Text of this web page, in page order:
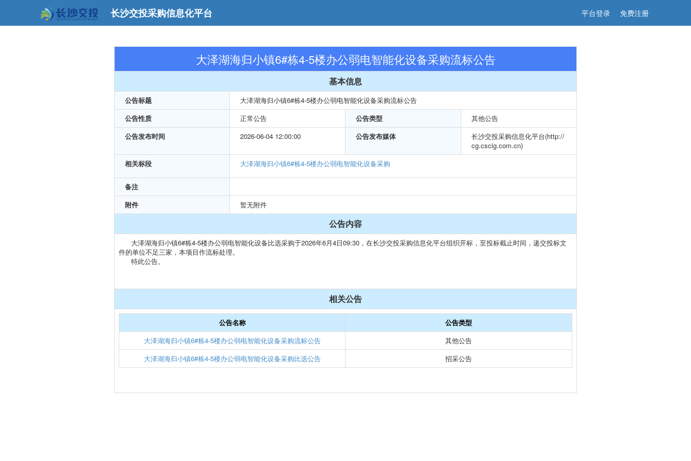
长沙交投采购信息化平台 平台登录 免费注册
大泽湖海归小镇6#栋4-5楼办公弱电智能化设备采购流标公告
基本信息
公告标题
大泽湖海归小镇6#栋4-5楼办公弱电智能化设备采购流标公告
公告性质
正常公告 公告类型
其他公告
公告发布时间
2026-06-04 12:00:00 公告发布媒体
长沙交投采购信息化平台(http://
cg.cscig.com.cn)
相关标段
大泽湖海归小镇6#栋4-5楼办公弱电智能化设备采购
备注
附件
暂无附件
公告内容
大泽湖海归小镇6#栋4-5楼办公弱电智能化设备比选采购于2026年6月4日09:30，在长沙交投采购信息化平台组织开标，至投标截止时间，递交投标文
件的单位不足三家，本项目作流标处理。
特此公告。
相关公告
公告名称
公告类型
大泽湖海归小镇6#栋4-5楼办公弱电智能化设备采购流标公告
其他公告
大泽湖海归小镇6#栋4-5楼办公弱电智能化设备采购比选公告
招采公告